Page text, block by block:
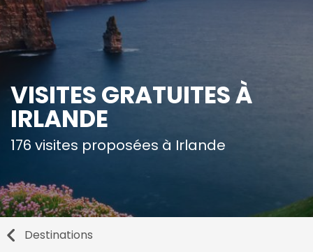
VISITES GRATUITES À
IRLANDE
176 visites proposées à Irlande
Destinations